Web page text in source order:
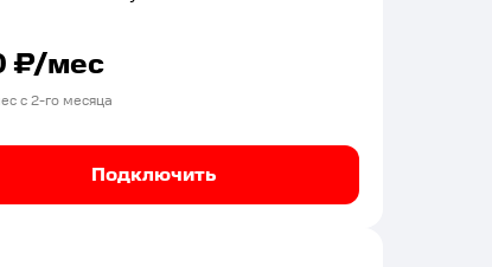
₽/мес
с2-го месяца
Подключить